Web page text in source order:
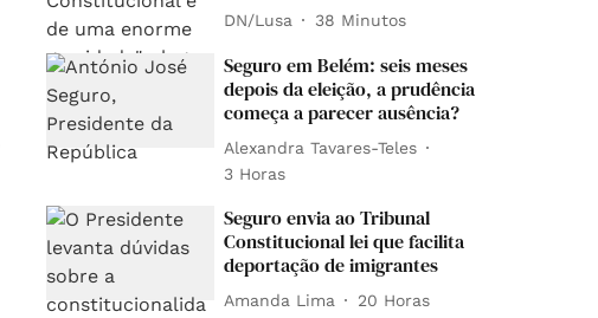
DN/Lusa 38 Minutos
Seguro em Belém: seis meses
depois da eleição, a prudência
começa a parecer ausência?
Alexandra Tavares-Teles
3 Horas
Seguro envia ao Tribunal
Constitucional lei que facilita
deportação de imigrantes
Amanda Lima 20 Horas